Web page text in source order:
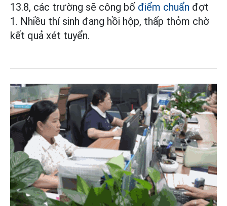
13.8, các trường sẽ công bố điểm chuẩn đợt
1. Nhiều thí sinh đang hồi hộp, thấp thỏm chờ
kết quả xét tuyển.